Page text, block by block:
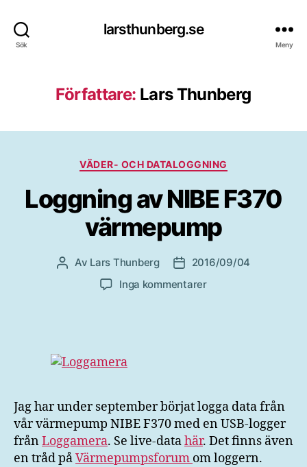
Sök
larsthunberg.se
Meny
Författare: Lars Thunberg
Kategorier
VÄDER- OCH DATALOGGNING
Loggning av NIBE F370
värmepump
Inläggsförfattare
Av Lars Thunberg Inläggsdatum
2016/09/04
Inga kommentarertill
Jag har under september börjat logga data från
vår värmepump NIBE F370 med en USB-logger
frånLoggamera. Se live-datahär. Det finns även
en tråd påVärmepumpsforum om loggern.